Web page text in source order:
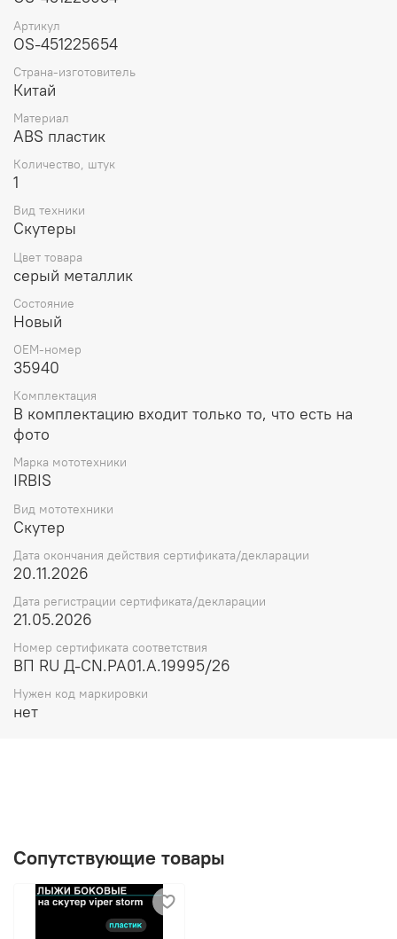
обеспечивающим защиту, комфорт и стильность, а
также увеличивает срок службы сиденья.
Артикул
OS-451225654
Страна-изготовитель
Китай
Материал
ABS пластик
Количество, штук
1
Вид техники
Скутеры
Цвет товара
серый металлик
Состояние
Новый
OEM-номер
35940
Комплектация
В комплектацию входит только то, что есть на
фото
Марка мототехники
IRBIS
Вид мототехники
Скутер
Дата окончания действия сертификата/декларации
20.11.2026
Дата регистрации сертификата/декларации
21.05.2026
Номер сертификата соответствия
ВП RU Д-CN.РА01.А.19995/26
Нужен код маркировки
нет
Сопутствующие товары